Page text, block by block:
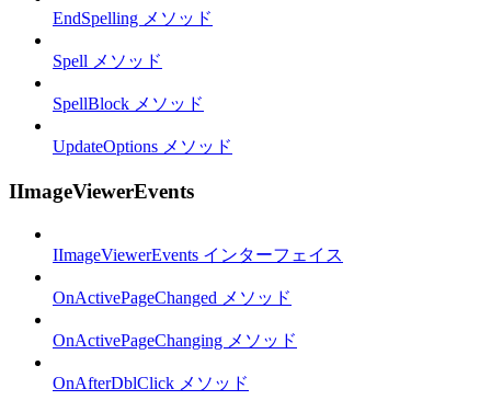
EndSpelling メソッド
Spell メソッド
SpellBlock メソッド
UpdateOptions メソッド
IImageViewerEvents
IImageViewerEvents インターフェイス
OnActivePageChanged メソッド
OnActivePageChanging メソッド
OnAfterDblClick メソッド